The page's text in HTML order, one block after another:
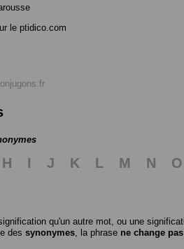
le ptidico.com
H I J K L M N O
qu'un autre mot, ou une
des synonymes, la phrase ne change